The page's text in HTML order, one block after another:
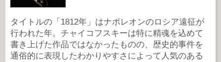
タイトルの「1812年」はナポレオンのロシア遠征が
行われた年。チャイコフスキーは特に精魂を込めて
書き上げた作品ではなかったものの、歴史的事件を
通俗的に表現したわかりやすさによって人気のある